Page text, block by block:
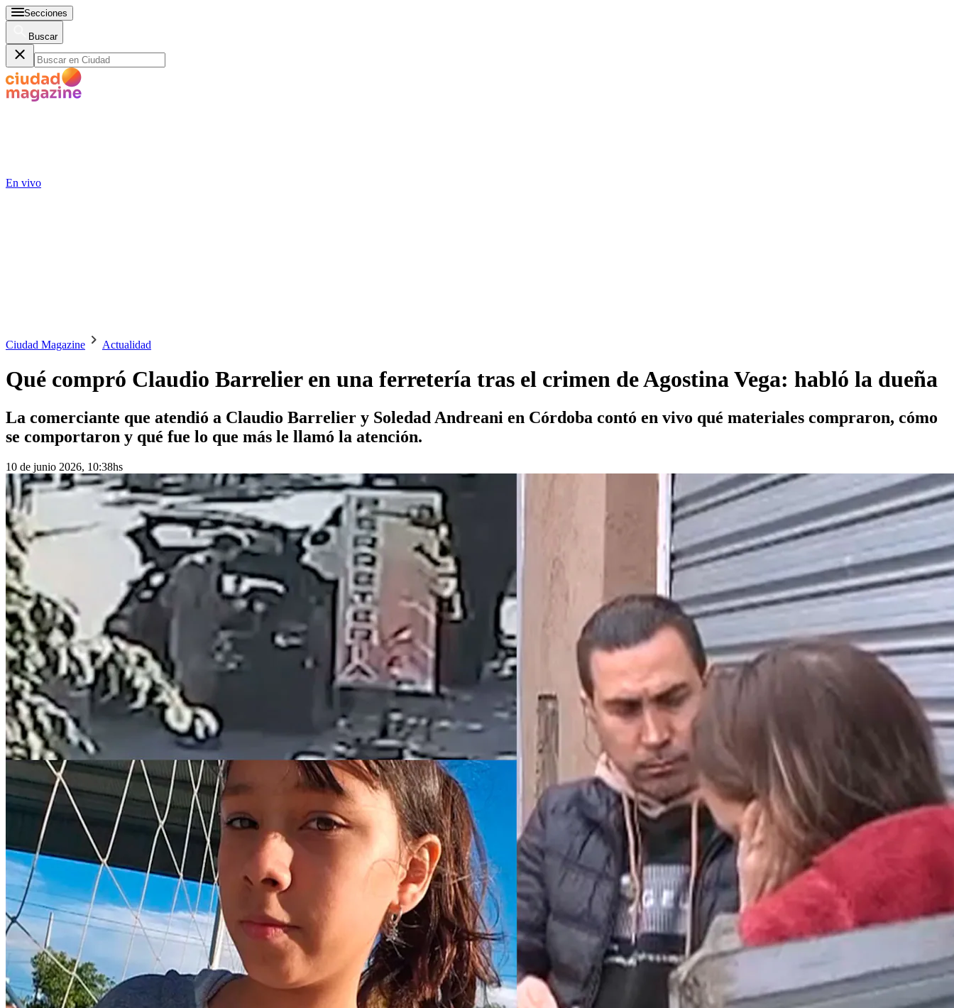
Secciones
Buscar
En vivo
Ciudad Magazine Actualidad
Qué compró Claudio Barrelier en una ferretería tras el crimen de Agostina Vega: habló la dueña
La comerciante que atendió a Claudio Barrelier y Soledad Andreani en Córdoba contó en vivo qué materiales compraron, cómo
se comportaron y qué fue lo que más le llamó la atención.
10 de junio 2026, 10:38hs